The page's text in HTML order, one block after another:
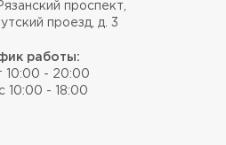
проспект,
проезд, д. 3
работы:
10:00 - 20:00
10:00 - 18:00